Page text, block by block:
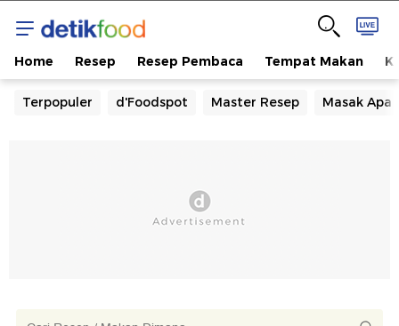
Home Resep Resep Pembaca Tempat Makan
Terpopuler d'Foodspot Master Resep Masak Apa